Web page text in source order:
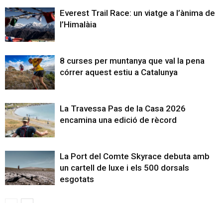
Everest Trail Race: un viatge a l’ànima de
l’Himalàia
8 curses per muntanya que val la pena
córrer aquest estiu a Catalunya
La Travessa Pas de la Casa 2026
encamina una edició de rècord
La Port del Comte Skyrace debuta amb
un cartell de luxe i els 500 dorsals
esgotats